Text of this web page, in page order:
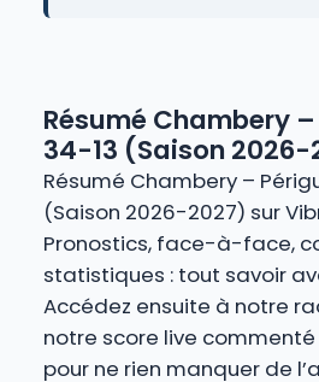
Résumé Chambery
34-13 (Saison 2026-
Résumé Chambery –
(Saison 2026-2027) sur
Pronostics, face-à-face,
statistiques : tout savoir
Accédez ensuite à notre
notre score live
pour ne rien manquer de